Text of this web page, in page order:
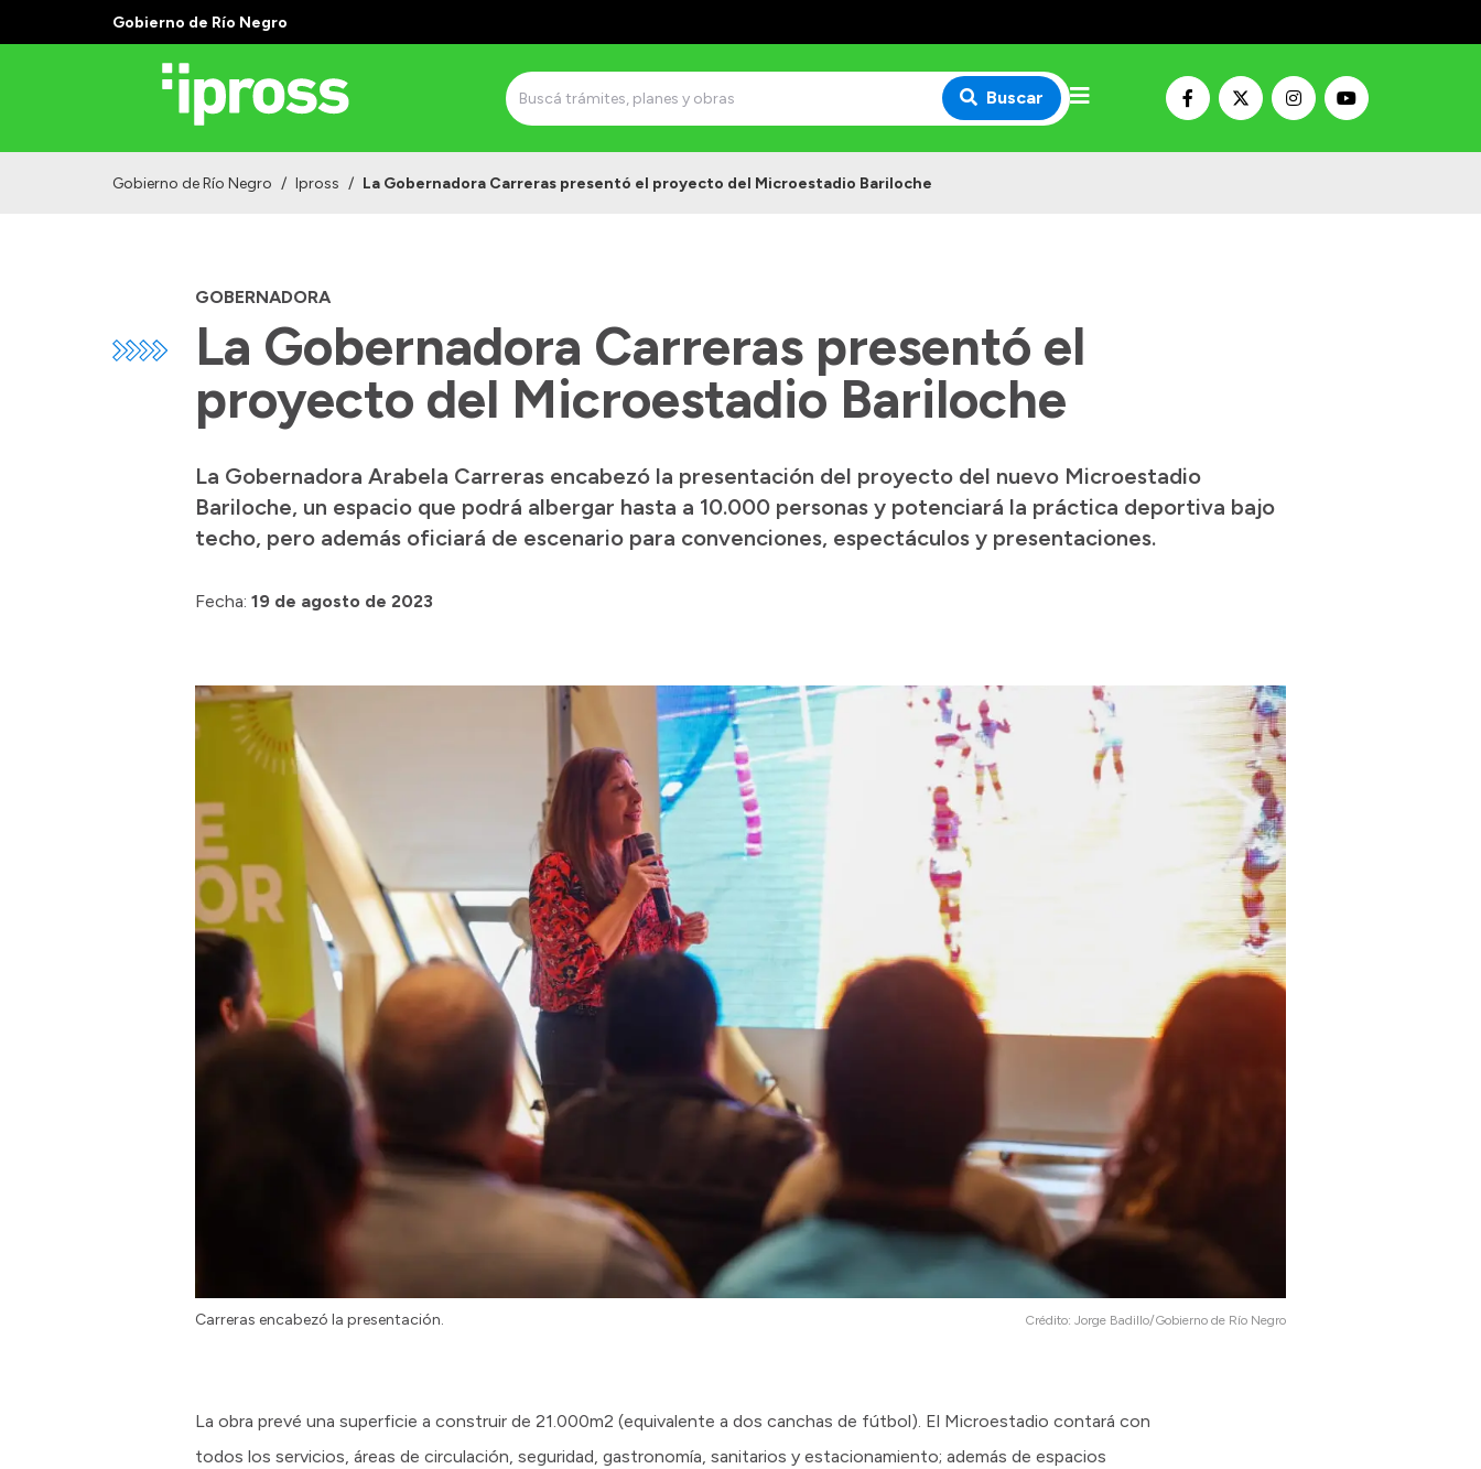
Gobierno de Río Negro
Buscar
Gobierno de Río Negro / Ipross / La Gobernadora Carreras presentó el proyecto del Microestadio Bariloche
GOBERNADORA
La Gobernadora Carreras presentó el
proyecto del Microestadio Bariloche
La Gobernadora Arabela Carreras encabezó la presentación del proyecto del nuevo Microestadio
Bariloche, un espacio que podrá albergar hasta a 10.000 personas y potenciará la práctica deportiva bajo
techo, pero además oficiará de escenario para convenciones, espectáculos y presentaciones.
Fecha: 19 de agosto de 2023
Carreras encabezó la presentación. Crédito: Jorge Badillo/Gobierno de Río Negro
La obra prevé una superficie a construir de 21.000m2 (equivalente a dos canchas de fútbol). El Microestadio contará con
todos los servicios, áreas de circulación, seguridad, gastronomía, sanitarios y estacionamiento; además de espacios